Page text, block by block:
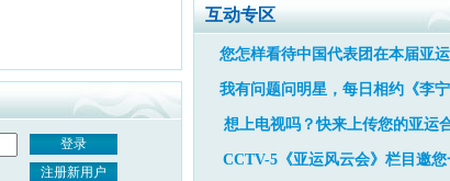
登录
注册新用户
互动专区
您怎样看待中国代表团在本届亚
我有问题问明星，每日相约《李宁
想上电视吗？快来上传您的亚运
CCTV-5《亚运风云会》栏目邀